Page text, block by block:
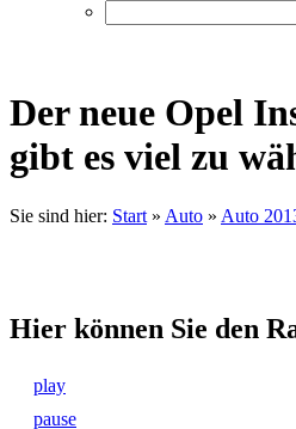
Der neue Opel
gibt es viel zu
Sie sind hier: Start » Auto » Auto
Hier können Sie den
play
pause